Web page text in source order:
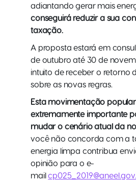
adiantando gerar mais
conseguirá reduzir a sua
taxação.
A proposta estará em
de outubro até 30 de
intuito de receber o retorno
sobre as novas regras.
Esta movimentação
extremamente importante
mudar o cenário atual da
você não concorda com a
energia limpa contribua
opinião para o e-
mail